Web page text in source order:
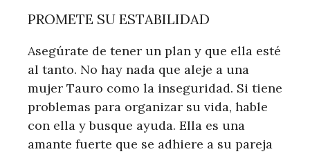
PROMETE SU ESTABILIDAD
Asegúrate de tener un plan y que ella esté
al tanto. No hay nada que aleje a una
mujer Tauro como la inseguridad. Si tiene
problemas para organizar su vida, hable
con ella y busque ayuda. Ella es una
amante fuerte que se adhiere a su pareja